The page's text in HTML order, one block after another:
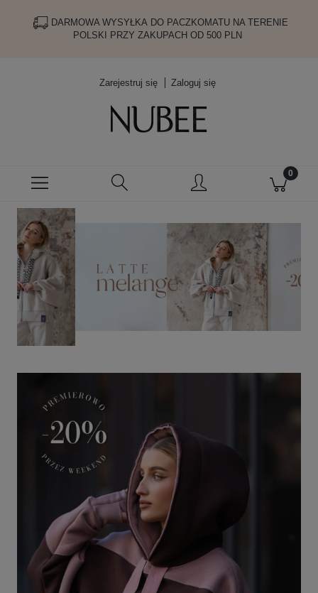
DARMOWA WYSYŁKA DO PACZKOMATU NA TERENIE
POLSKI PRZY ZAKUPACH OD 500 PLN
Zarejestruj się Zaloguj się